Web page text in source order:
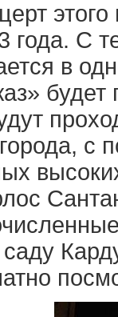
года. С
в
будет
с